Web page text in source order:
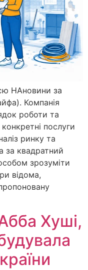
НАновини за
Компанія
роботи та
послуги
ринку та
за квадратний
зрозуміти
відома,
Хуші,